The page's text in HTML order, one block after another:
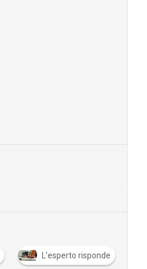
L'esperto risponde